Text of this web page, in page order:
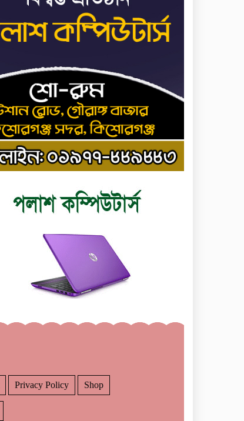
আমরা যদি বলি জুলাই কার,
জুলাই কার— জুলাই কারোই
থাকবে না: স্বরাষ্ট্রমন্ত্রী
গণঅভ্যুত্থানের শহীদ
আব্দুল্লাহ বিন জাহিদের কবরে
শ্রদ্ধা নিবেদন
Privacy Policy Shop